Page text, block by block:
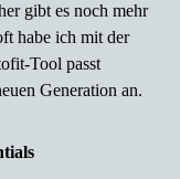
gibt es noch mehr
habe ich mit der
Tool passt
Generation an.